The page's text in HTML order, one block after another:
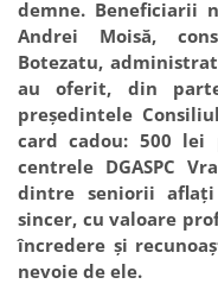
demne. Beneficiarii
Andrei Moisă,
Botezatu,
au oferit, din
președintele
card cadou: 500
centrele DGASPC
dintre seniorii
sincer, cu valoare
încredere și
nevoie de ele.